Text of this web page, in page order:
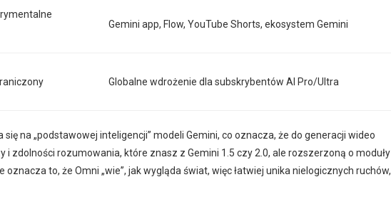
Gemini app, Flow, YouTube Shorts, ekosystem Gemini
Globalne wdrożenie dla subskrybentów AI Pro/Ultra
się na „podstawowej inteligencji” modeli Gemini, co oznacza, że do generacji wideo
i zdolności rozumowania, które znasz z Gemini 1.5 czy 2.0, ale rozszerzoną o moduły
to, że Omni „wie”, jak wygląda świat, więc łatwiej unika nielogicznych ruchów,